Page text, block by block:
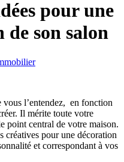
pour une
de son salon
vous l’entendez, en fonction
Il mérite toute votre
point central de votre maison.
créatives pour une décoration
et correspondant à vos